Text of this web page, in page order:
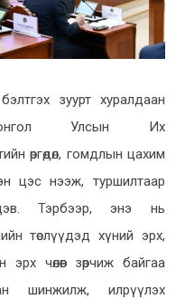
зуурт хуралдаан
Улсын Их
өргөдөл, гомдлын цахим
цэс нээж, туршилтаар
Тэрбээр, энэ нь
төслүүдэд хүний эрх,
эрх чөлөөг зөрчиж байгаа
шинжилж, илрүүлэх